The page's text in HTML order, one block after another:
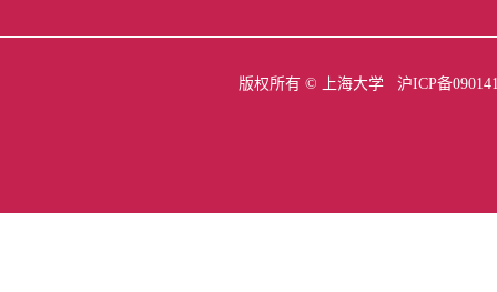
版权所有 © 上海大学 沪ICP备